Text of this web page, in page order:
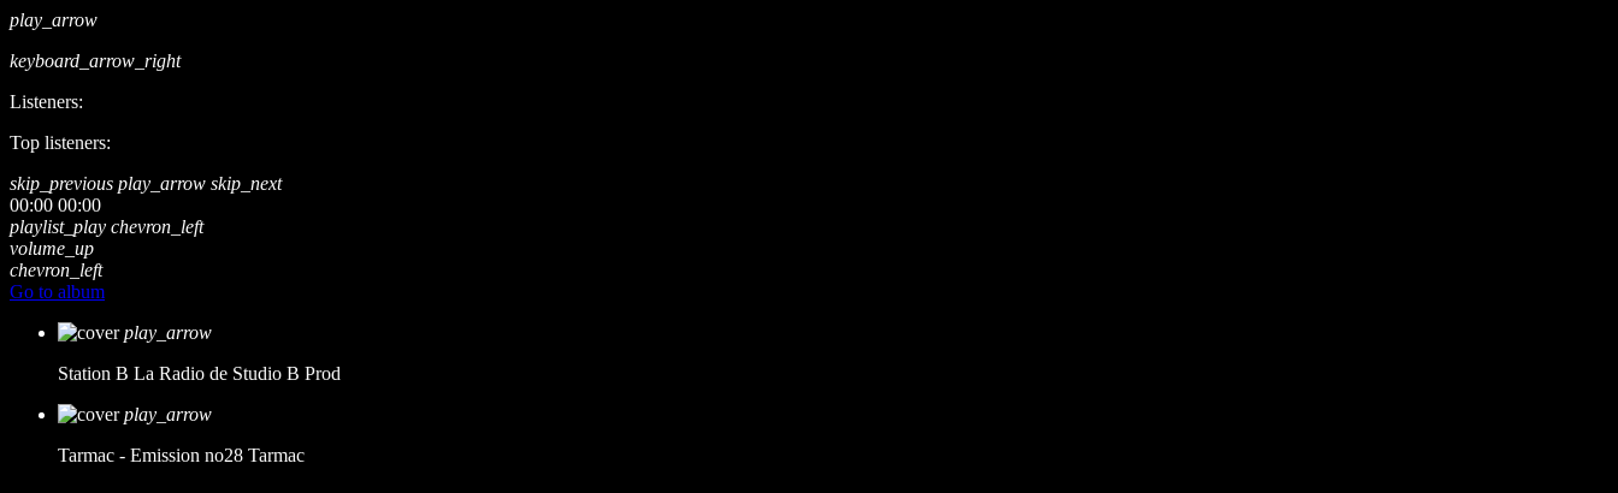
play_arrow
keyboard_arrow_right
Listeners:
Top listeners:
skip_previous play_arrow skip_next
00:00 00:00
playlist_play chevron_left
volume_up
chevron_left
Go to album
play_arrow
Station B La Radio de Studio B Prod
play_arrow
Tarmac - Emission no28 Tarmac